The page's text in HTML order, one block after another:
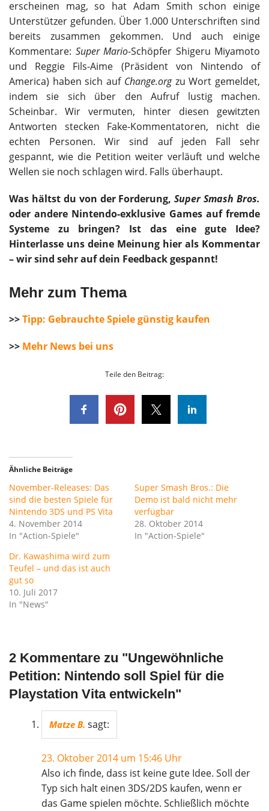
erscheinen mag, so hat Adam Smith schon einige
Unterstützer gefunden. Über 1.000 Unterschriften sind
bereits zusammen gekommen. Und auch einige
Kommentare: Super Mario-Schöpfer Shigeru Miyamoto
und Reggie Fils-Aime (Präsident von Nintendo of
America) haben sich auf Change.orgzu Wort gemeldet,
indem sie sich über den Aufruf lustig machen.
Scheinbar. Wir vermuten, hinter diesen gewitzten
Antworten stecken Fake-Kommentatoren, nicht die
echten Personen. Wir sind auf jeden Fall sehr
gespannt, wie die Petition weiter verläuft und welche
Wellen sie noch schlagen wird. Falls überhaupt.
Was hältst du von der Forderung,Super Smash Bros.
oder andere Nintendo-exklusive Games auf fremde
Systeme zu bringen? Ist das eine gute Idee?
Hinterlasse uns deine Meinung hier als Kommentar
– wir sind sehr auf dein Feedback gespannt!
Mehr zum Thema
>>Tipp: Gebrauchte Spiele günstig kaufen
>> Mehr News bei uns
Teile den Beitrag:
Ähnliche Beiträge
November-Releases: Das
sind die besten Spiele für
Nintendo 3DS und PS Vita
4. November 2014
In "Action-Spiele"
Super Smash Bros.: Die
Demo ist bald nicht mehr
verfügbar
28. Oktober 2014
In "Action-Spiele"
Dr. Kawashima wird zum
Teufel – und das ist auch
gut so
10. Juli 2017
In "News"
2 Kommentare zu "Ungewöhnliche
Petition: Nintendo soll Spiel für die
Playstation Vita entwickeln"
Matze B. sagt:
23. Oktober 2014 um 15:46 Uhr
Also ich finde, dass ist keine gute Idee. Soll der
Typ sich halt einen 3DS/2DS kaufen, wenn er
das Game spielen möchte. Schließlich möchte